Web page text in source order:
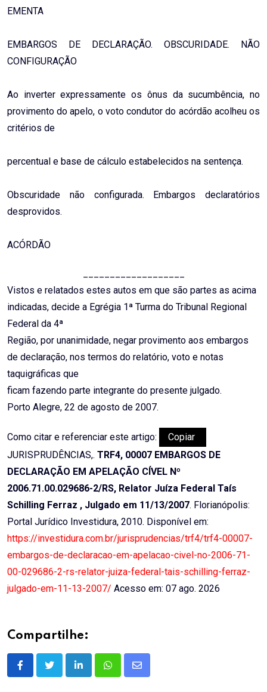
EMENTA
EMBARGOS DE DECLARAÇÃO. OBSCURIDADE. NÃO
CONFIGURAÇÃO
Ao inverter expressamente os ônus da sucumbência, no
provimento do apelo, o voto condutor do acórdão acolheu os
critérios de
percentual e base de cálculo estabelecidos na sentença.
Obscuridade não configurada. Embargos declaratórios
desprovidos.
ACÓRDÃO
Vistos e relatados estes autos em que são partes as acima
indicadas, decide a Egrégia 1ª Turma do Tribunal Regional
Federal da 4ª
Região, por unanimidade, negar provimento aos embargos
de declaração, nos termos do relatório, voto e notas
taquigráficas que
ficam fazendo parte integrante do presente julgado.
Porto Alegre, 22 de agosto de 2007.
Como citar e referenciar este artigo:
Copiar
JURISPRUDÊNCIAS,. TRF4, 00007 EMBARGOS DE
DECLARAÇÃO EM APELAÇÃO CÍVEL Nº
2006.71.00.029686-2/RS, Relator Juíza Federal Taís
Schilling Ferraz , Julgado em 11/13/2007. Florianópolis:
Portal Jurídico Investidura, 2010. Disponível em:
https://investidura.com.br/jurisprudencias/trf4/trf4-00007-
embargos-de-declaracao-em-apelacao-civel-no-2006-71-
00-029686-2-rs-relator-juiza-federal-tais-schilling-ferraz-
julgado-em-11-13-2007/ Acesso em: 07 ago. 2026
Compartilhe:
LinkedInWhatsappShare